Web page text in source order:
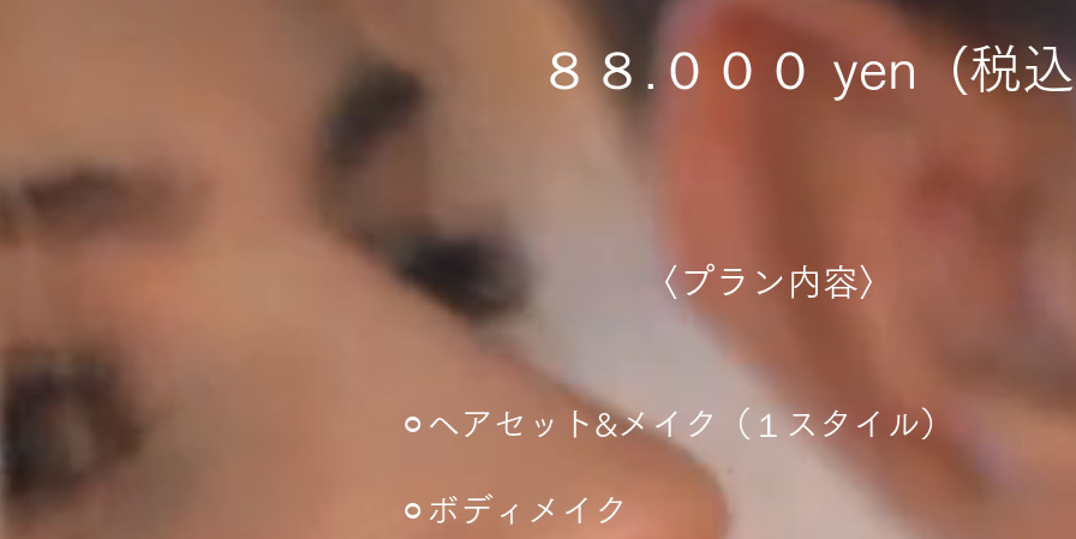
８８.０００ yen (税
​〈プラン内容〉
​⚪︎ヘアセット&メイク（１スタイル）
​⚪︎ボディメイク